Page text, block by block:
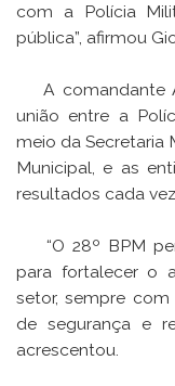
com a Polícia
pública”, afirmou
A comandante
união entre a
meio da Secretaria
Municipal, e as
resultados cada
“O 28º BPM
para fortalecer o
setor, sempre
de segurança e
acrescentou.